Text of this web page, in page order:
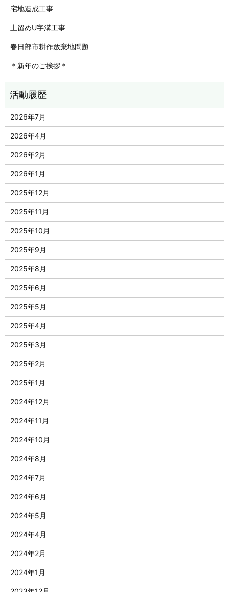
宅地造成工事
土留めU字溝工事
春日部市耕作放棄地問題
＊新年のご挨拶＊
2026年7月
2026年4月
2026年2月
2026年1月
2025年12月
2025年11月
2025年10月
2025年9月
2025年8月
2025年6月
2025年5月
2025年4月
2025年3月
2025年2月
2025年1月
2024年12月
2024年11月
2024年10月
2024年8月
2024年7月
2024年6月
2024年5月
2024年4月
2024年2月
2024年1月